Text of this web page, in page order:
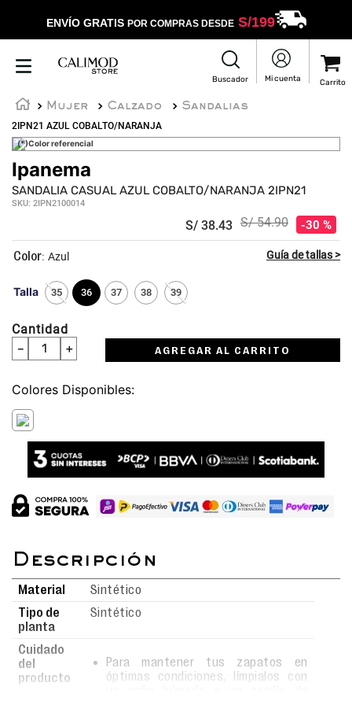
ENVÍO GRATIS POR COMPRAS DESDES/199
Mujer Calzado
Sandalias
2IPN21 AZUL COBALTO/NARANJA
(*)Color referencial
Ipanema
SANDALIA CASUAL AZUL COBALTO/NARANJA 2IPN21
SKU: 2IPN2100014
S/ 38.43 S/ 54.90 30 %
Talla 35 36 37 38 39
: Azul
Cantidad
＋
－ AGREGAR AL CARRITO
Colores
Material
Sintético
Tipo de
planta
Sintético
Cuidado
del
producto
Para mantener tus zapatos en
óptimas condiciones, límpialos con